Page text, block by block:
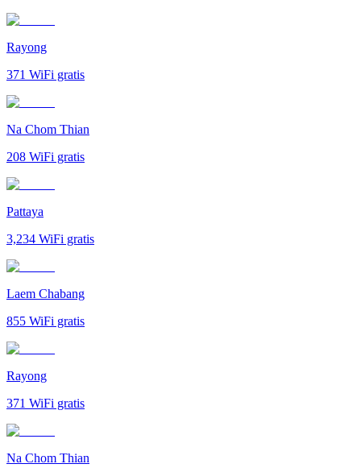
Rayong
371 WiFi gratis
Na Chom Thian
208 WiFi gratis
Pattaya
3,234 WiFi gratis
Laem Chabang
855 WiFi gratis
Rayong
371 WiFi gratis
Na Chom Thian